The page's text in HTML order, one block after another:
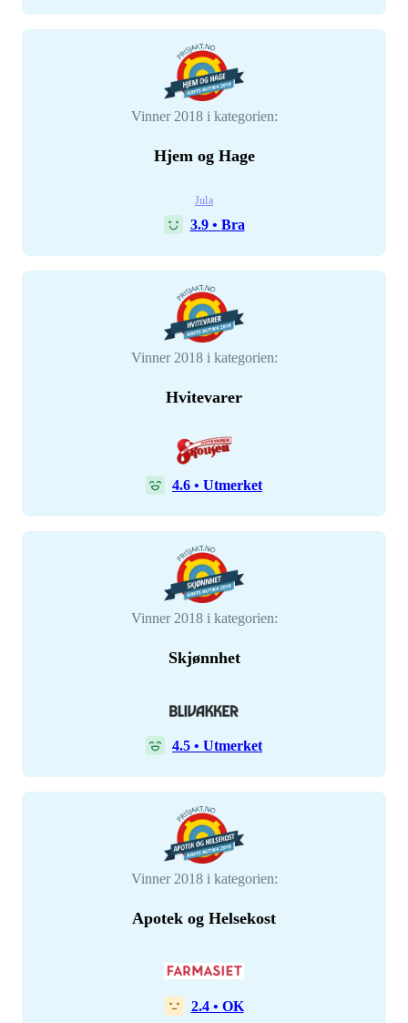
Vinner 2018 i kategorien:
Hjem og Hage
Jula
3.9• Bra
Vinner 2018 i kategorien:
Hvitevarer
4.6 • Utmerket
Vinner 2018 i kategorien:
Skjønnhet
4.5 • Utmerket
Vinner 2018 i kategorien:
Apotek og Helsekost
2.4• OK